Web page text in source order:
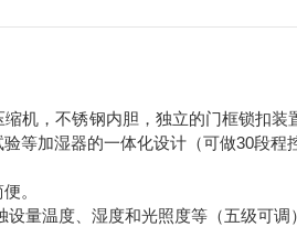
机，不锈钢内胆，独立的门框锁扣
等加湿器的一体化设计（可做30段程
。
量温度、湿度和光照度等（五级可调